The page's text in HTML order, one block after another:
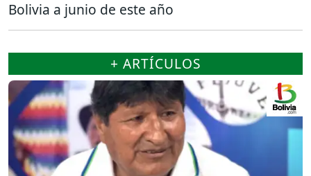
Bolivia a junio de este año
+ ARTÍCULOS